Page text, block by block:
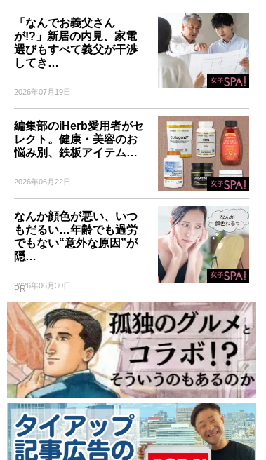
「なんでお義父さん
が!?」新居の内見、家電
選びもすべて義父が干渉
してき…
2026年07月19日
編集部のiHerb愛用者がセ
レクト。健康・美容のお
悩み別、鉄板アイテム…
2026年06月22日
なんか顔色が悪い、いつ
もだるい…年齢でも過労
でもない“意外な原因”が
隠…
2026年06月30日
PR